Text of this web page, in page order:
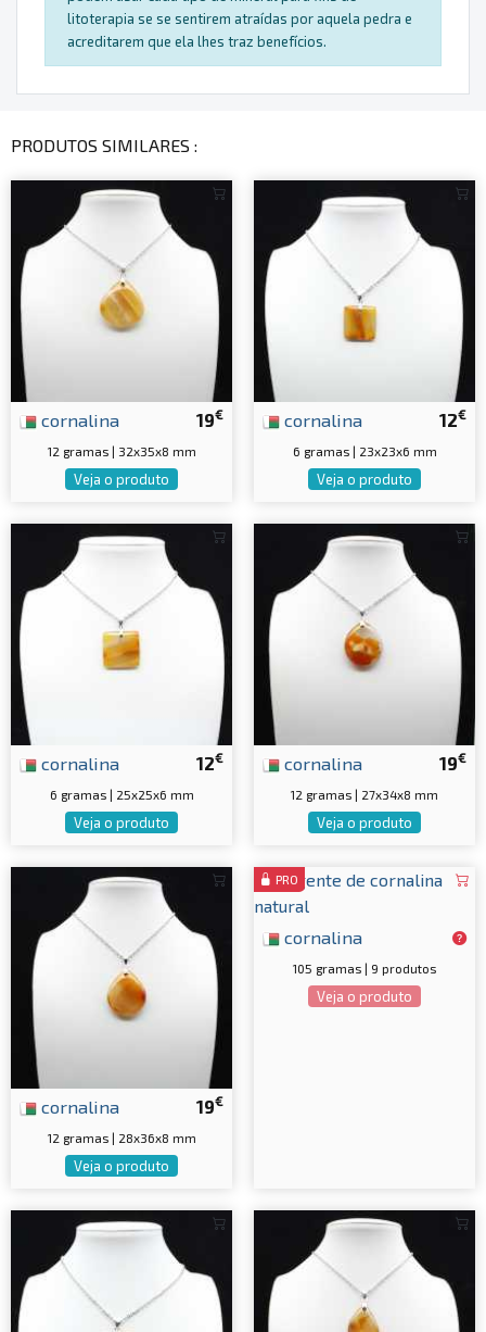
litoterapia se se sentirem atraídas por aquela pedra e
acreditarem que ela lhes traz benefícios.
PRODUTOS SIMILARES :
19€
cornalina
12 gramas | 32x35x8 mm
Veja o produto
12€
cornalina
6 gramas | 23x23x6 mm
Veja o produto
12€
cornalina
6 gramas | 25x25x6 mm
Veja o produto
19€
cornalina
12 gramas | 27x34x8 mm
Veja o produto
19€
cornalina
12 gramas | 28x36x8 mm
Veja o produto
PRO
cornalina
105 gramas | 9 produtos
Veja o produto